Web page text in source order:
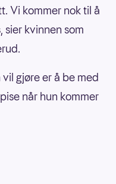
Vi kommer nok til å
sier kvinnen som
gjøre er å be med
når hun kommer